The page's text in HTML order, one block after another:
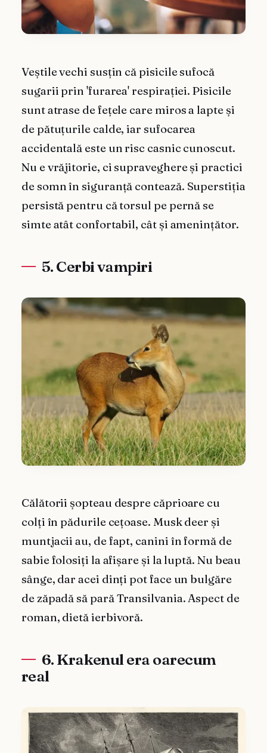
Veștile vechi susțin că pisicile sufocă
sugarii prin 'furarea' respirației. Pisicile
sunt atrase de fețele care miros a lapte și
de pătuțurile calde, iar sufocarea
accidentală este un risc casnic cunoscut.
Nu e vrăjitorie, ci supraveghere și practici
de somn în siguranță contează. Superstiția
persistă pentru că torsul pe pernă se
simte atât confortabil, cât și amenințător.
5. Cerbi vampiri
Călătorii șopteau despre căprioare cu
colți în pădurile cețoase. Musk deer și
muntjacii au, de fapt, canini în formă de
sabie folosiți la afișare și la luptă. Nu beau
sânge, dar acei dinți pot face un bulgăre
de zăpadă să pară Transilvania. Aspect de
roman, dietă ierbivoră.
6. Krakenul era oarecum
real